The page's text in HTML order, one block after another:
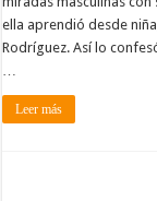
ella aprendió desde
Rodríguez. Así lo
Leer más